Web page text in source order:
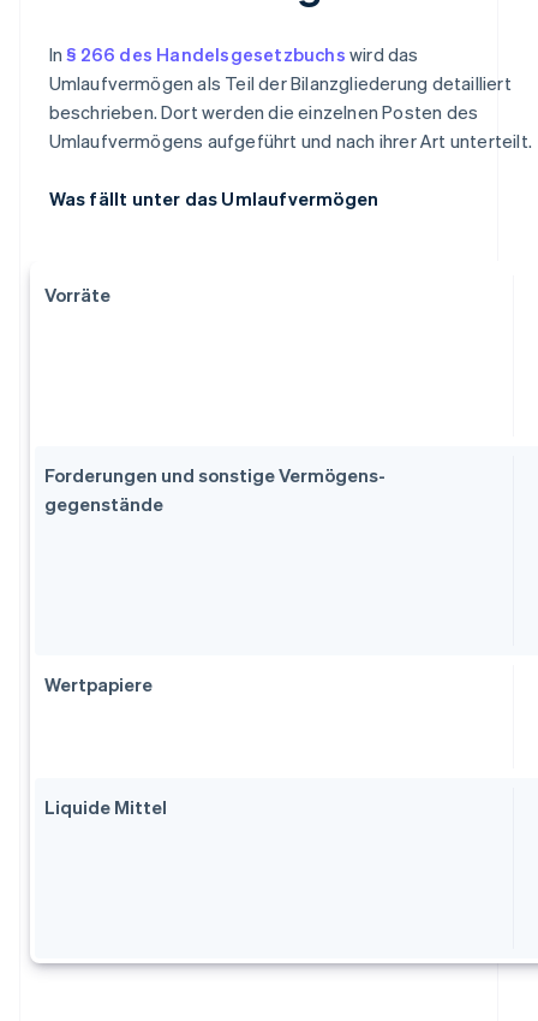
In§ 266 des Handelsgesetzbuchs wird das
Umlaufvermögen als Teil der Bilanzgliederung detailliert
beschrieben. Dort werden die einzelnen Posten des
Umlaufvermögens aufgeführt und nach ihrer Art unterteilt.
Was fällt unter das Umlaufvermögen
Vorräte
Forderungen und sonstige Vermögens-
gegenstände
Wertpapiere
Liquide Mittel